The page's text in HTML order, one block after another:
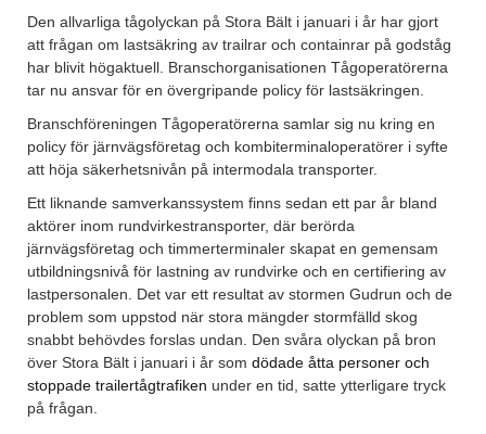
Den allvarliga tågolyckan på Stora Bält i januari i år har gjort
att frågan om lastsäkring av trailrar och containrar på godståg
har blivit högaktuell. Branschorganisationen Tågoperatörerna
tar nu ansvar för en övergripande policy för lastsäkringen.
Branschföreningen Tågoperatörerna samlar sig nu kring en
policy för järnvägsföretag och kombiterminaloperatörer i syfte
att höja säkerhetsnivån på intermodala transporter.
Ett liknande samverkanssystem finns sedan ett par år bland
aktörer inom rundvirkestransporter, där berörda
järnvägsföretag och timmerterminaler skapat en gemensam
utbildningsnivå för lastning av rundvirke och en certifiering av
lastpersonalen. Det var ett resultat av stormen Gudrun och de
problem som uppstod när stora mängder stormfälld skog
snabbt behövdes forslas undan. Den svåra olyckan på bron
över Stora Bält i januari i år som dödade åtta personer och
stoppade trailertågtrafiken under en tid, satte ytterligare tryck
på frågan.